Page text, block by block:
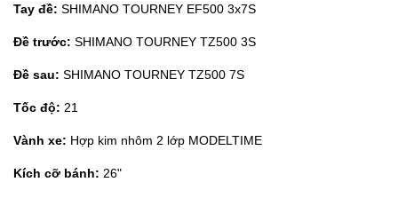
Tay đề: SHIMANO TOURNEY EF500 3x7S
Đề trước: SHIMANO TOURNEY TZ500 3S
Đề sau: SHIMANO TOURNEY TZ500 7S
Tốc độ: 21
Vành xe: Hợp kim nhôm 2 lớp MODELTIME
Kích cỡ bánh: 26"